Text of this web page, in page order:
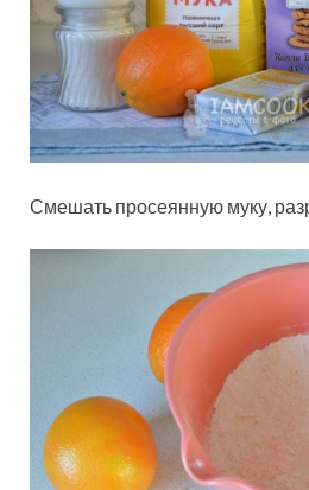
Смешать просеянную муку,